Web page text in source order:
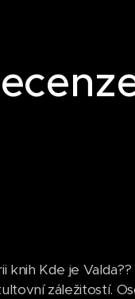
knih Kde je
záležitostí.